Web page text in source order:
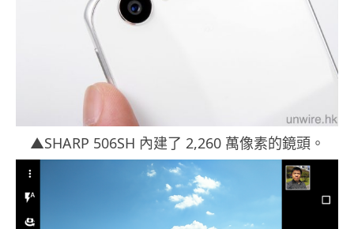
▲SHARP 506SH 內建了 2,260 萬像素的鏡頭。